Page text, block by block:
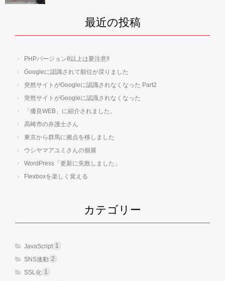
最近の投稿
PHPバージョン8以上は要注意‼
Googleに認識されて順位が戻りました
突然サイトがGoogleに認識されなくなった Part2
突然サイトがGoogleに認識されなくなった
「優良WEB」に紹介されました。
高崎市の弁護士さん
東京から群馬に拠点を移しました
ウシヤマアユミさんの個展
WordPress「更新に失敗しました」
Flexboxを楽しく覚える
カテゴリー
JavaScript 1
SNS連動 2
SSL化 1